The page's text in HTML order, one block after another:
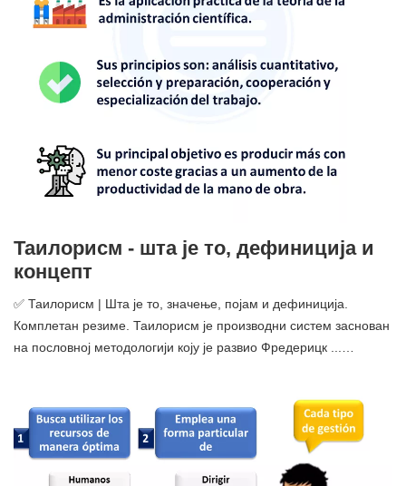
Таилорисм - шта је то, дефиниција и
концепт
✅ Таилорисм | Шта је то, значење, појам и дефиниција.
Комплетан резиме. Таилорисм је производни систем заснован
на пословној методологији коју је развио Фредерицк ...…